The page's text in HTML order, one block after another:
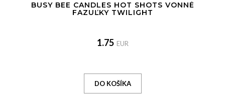
BUSY BEE CANDLES HOT SHOTS VONNÉ
FAZUĽKY TWILIGHT
1.75 EUR